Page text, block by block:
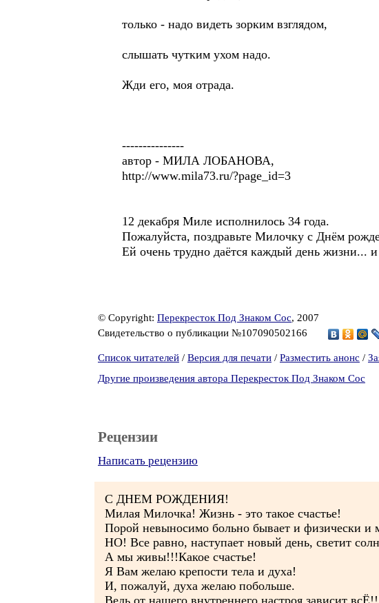
только - надо видеть зорким взглядом,
слышать чутким ухом надо.
Жди его, моя отрада.
---------------
автор - МИЛА ЛОБАНОВА,
http://www.mila73.ru/?page_id=3
12 декабря Миле исполнилось 34 года.
Пожалуйста, поздравьте Милочку с Днём
Ей очень трудно даётся каждый день жизни...
© Copyright: Перекресток Под Знаком Сос, 2007
Свидетельство о публикации №107090502166
Список читателей / Версия для печати / Разместить анонс /
Другие произведения автора Перекресток Под Знаком Сос
Рецензии
Написать рецензию
C ДНЕМ РОЖДЕНИЯ!
Милая Милочка! Жизнь - это такое счастье!
Порой невыносимо больно бывает и физически и
НО! Все равно, наступает новый день, светит
А мы живы!!!Какое счастье!
Я Вам желаю крепости тела и духа!
И, пожалуй, духа желаю побольше.
Ведь от нашего внутреннего настроя зависит